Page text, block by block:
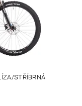
STŘÍBRNÁ